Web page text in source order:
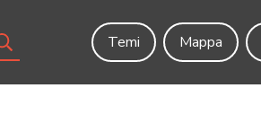
Temi
Mappa